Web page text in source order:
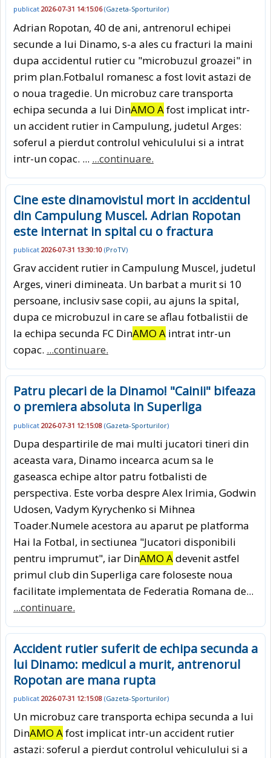
publicat 2026-07-31 14:15:06(Gazeta-Sporturilor)
Adrian Ropotan, 40 de ani, antrenorul echipei
secunde a lui Dinamo, s-a ales cu fracturi la maini
dupa accidentul rutier cu "microbuzul groazei" in
prim plan.Fotbalul romanesc a fost lovit astazi de
o noua tragedie. Un microbuz care transporta
echipa secunda a lui DinAMO Afost implicat intr-
un accident rutier in Campulung, judetul Arges:
soferul a pierdut controlul vehiculului si a intrat
intr-un copac. ... ...continuare.
Cine este dinamovistul mort in accidentul
din Campulung Muscel. Adrian Ropotan
este internat in spital cu o fractura
publicat 2026-07-31 13:30:10 (ProTV)
Grav accident rutier in Campulung Muscel, judetul
Arges, vineri dimineata. Un barbat a murit si 10
persoane, inclusiv sase copii, au ajuns la spital,
dupa ce microbuzul in care se aflau fotbalistii de
la echipa secunda FC DinAMO A intrat intr-un
copac. ...continuare.
Patru plecari de la Dinamo! "Cainii" bifeaza
o premiera absoluta in Superliga
publicat 2026-07-31 12:15:08 (Gazeta-Sporturilor)
Dupa despartirile de mai multi jucatori tineri din
aceasta vara, Dinamo incearca acum sa le
gaseasca echipe altor patru fotbalisti de
perspectiva. Este vorba despre Alex Irimia, Godwin
Udosen, Vadym Kyrychenko si Mihnea
Toader.Numele acestora au aparut pe platforma
Hai la Fotbal, in sectiunea "Jucatori disponibili
pentru imprumut", iar DinAMO Adevenit astfel
primul club din Superliga care foloseste noua
facilitate implementata de Federatia Romana de...
...continuare.
Accident rutier suferit de echipa secunda a
lui Dinamo: medicul a murit, antrenorul
Ropotan are mana rupta
publicat 2026-07-31 12:15:08 (Gazeta-Sporturilor)
Un microbuz care transporta echipa secunda a lui
DinAMO Afost implicat intr-un accident rutier
astazi: soferul a pierdut controlul vehiculului si a